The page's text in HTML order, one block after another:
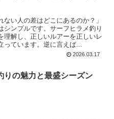
ない人の差はどこにあるのか？」
ンプルです。サーフヒラメ釣り
理解し、正しいルアーを正しいレ
っています。逆に言えば...
2026.03.17
りの魅力と最盛シーズン